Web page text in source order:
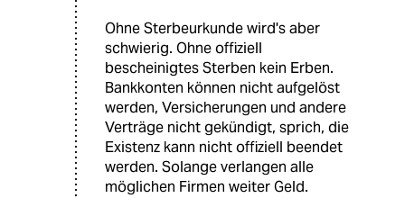
Ohne Sterbeurkunde wird's aber
schwierig. Ohne offiziell
bescheinigtes Sterben kein Erben.
Bankkonten können nicht aufgelöst
werden, Versicherungen und andere
Verträge nicht gekündigt, sprich, die
Existenz kann nicht offiziell beendet
werden. Solange verlangen alle
möglichen Firmen weiter Geld.